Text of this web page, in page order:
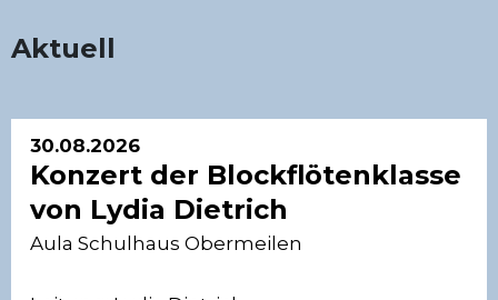
Aktuell
30.08.2026
Konzert der Blockflötenklasse
von Lydia Dietrich
Aula Schulhaus Obermeilen